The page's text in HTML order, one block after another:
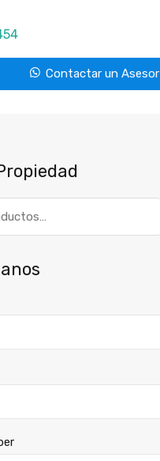
Contactar un Asesor